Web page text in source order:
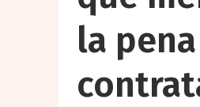
la pena